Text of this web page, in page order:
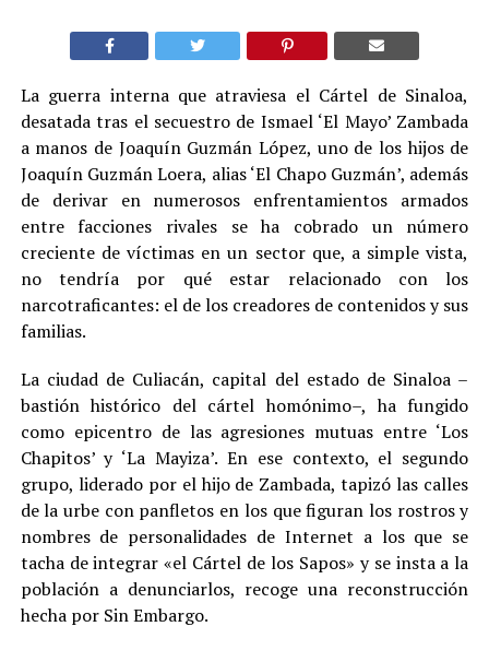
La guerra interna que atraviesa el Cártel de Sinaloa,
desatada tras el secuestro de Ismael ‘El Mayo’ Zambada
a manos de Joaquín Guzmán López, uno de los hijos de
Joaquín Guzmán Loera, alias ‘El Chapo Guzmán’, además
de derivar en numerosos enfrentamientos armados
entre facciones rivales se ha cobrado un número
creciente de víctimas en un sector que, a simple vista,
no tendría por qué estar relacionado con los
narcotraficantes: el de los creadores de contenidos y sus
familias.
La ciudad de Culiacán, capital del estado de Sinaloa –
bastión histórico del cártel homónimo–, ha fungido
como epicentro de las agresiones mutuas entre ‘Los
Chapitos’ y ‘La Mayiza’. En ese contexto, el segundo
grupo, liderado por el hijo de Zambada, tapizó las calles
de la urbe con panfletos en los que figuran los rostros y
nombres de personalidades de Internet a los que se
tacha de integrar «el Cártel de los Sapos» y se insta a la
población a denunciarlos, recoge una reconstrucción
hecha por Sin Embargo.